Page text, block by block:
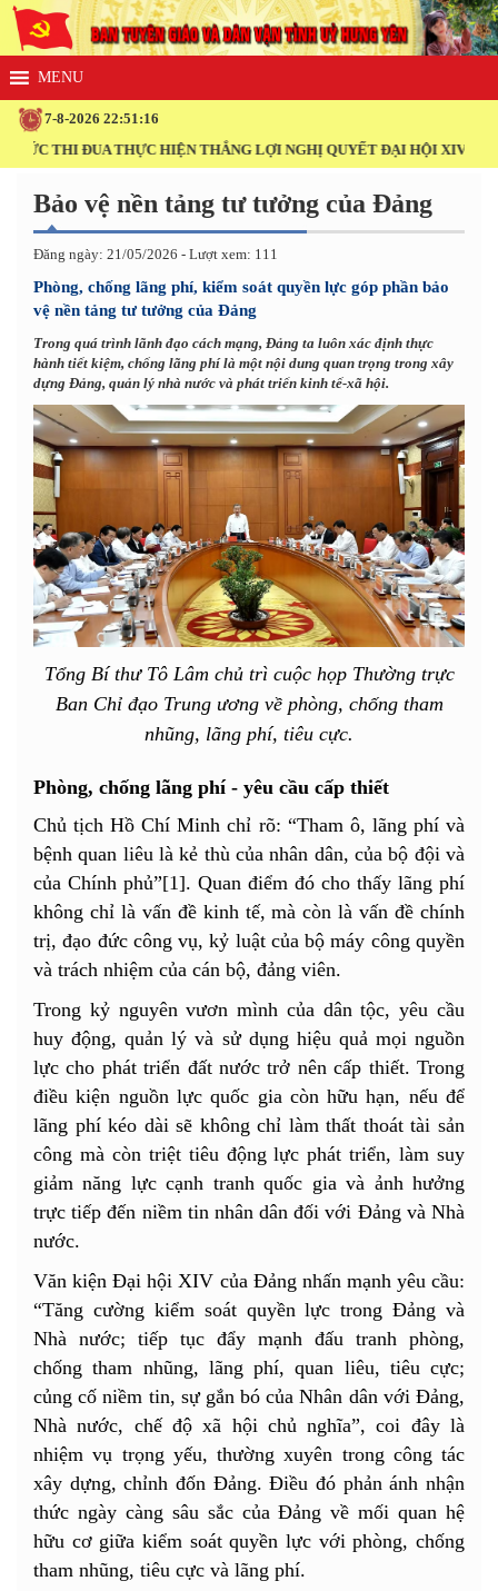
7-8-2026 22:51:17
ĐUA THỰC HIỆN THẮNG LỢI NGHỊ QUYẾT ĐẠI HỘI XIV CỦA ĐẢNG!
Bảo vệ nền tảng tư tưởng của Đảng
Đăng ngày: 21/05/2026 - Lượt xem: 111
Phòng, chống lãng phí, kiểm soát quyền lực góp phần bảo
vệ nền tảng tư tưởng của Đảng
Trong quá trình lãnh đạo cách mạng, Đảng ta luôn xác định thực
hành tiết kiệm, chống lãng phí là một nội dung quan trọng trong xây
dựng Đảng, quản lý nhà nước và phát triển kinh tế-xã hội.
Tổng Bí thư Tô Lâm chủ trì cuộc họp Thường trực
Ban Chỉ đạo Trung ương về phòng, chống tham
nhũng, lãng phí, tiêu cực.
Phòng, chống lãng phí - yêu cầu cấp thiết
Chủ tịch Hồ Chí Minh chỉ rõ: “Tham ô, lãng phí và
bệnh quan liêu là kẻ thù của nhân dân, của bộ đội và
của Chính phủ”[1]. Quan điểm đó cho thấy lãng phí
không chỉ là vấn đề kinh tế, mà còn là vấn đề chính
trị, đạo đức công vụ, kỷ luật của bộ máy công quyền
và trách nhiệm của cán bộ, đảng viên.
Trong kỷ nguyên vươn mình của dân tộc, yêu cầu
huy động, quản lý và sử dụng hiệu quả mọi nguồn
lực cho phát triển đất nước trở nên cấp thiết. Trong
điều kiện nguồn lực quốc gia còn hữu hạn, nếu để
lãng phí kéo dài sẽ không chỉ làm thất thoát tài sản
công mà còn triệt tiêu động lực phát triển, làm suy
giảm năng lực cạnh tranh quốc gia và ảnh hưởng
trực tiếp đến niềm tin nhân dân đối với Đảng và Nhà
nước.
Văn kiện Đại hội XIV của Đảng nhấn mạnh yêu cầu:
“Tăng cường kiểm soát quyền lực trong Đảng và
Nhà nước; tiếp tục đẩy mạnh đấu tranh phòng,
chống tham nhũng, lãng phí, quan liêu, tiêu cực;
củng cố niềm tin, sự gắn bó của Nhân dân với Đảng,
Nhà nước, chế độ xã hội chủ nghĩa”, coi đây là
nhiệm vụ trọng yếu, thường xuyên trong công tác
xây dựng, chỉnh đốn Đảng. Điều đó phản ánh nhận
thức ngày càng sâu sắc của Đảng về mối quan hệ
hữu cơ giữa kiểm soát quyền lực với phòng, chống
tham nhũng, tiêu cực và lãng phí.